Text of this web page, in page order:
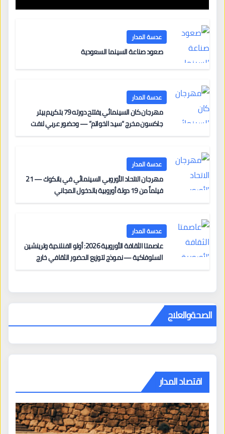
عدسة المدار
صعود صناعة السينما السعودية
عدسة المدار
مهرجان كان السينمائي يفتتح دورته 79 بتكريم بيتر
جاكسون مخرج “سيد الخواتم” — وحضور عربي لافت
عدسة المدار
مهرجان الاتحاد الأوروبي السينمائي في بانكوك — 21
فيلماً من 19 دولة أوروبية بالدخول المجاني
عدسة المدار
عاصمتا الثقافة الأوروبية 2026: أولو الفنلندية وترينشين
السلوفاكية — نموذج لتوزيع الحضور الثقافي خارج
الصحةوالعلاج
اقتصاد المدار